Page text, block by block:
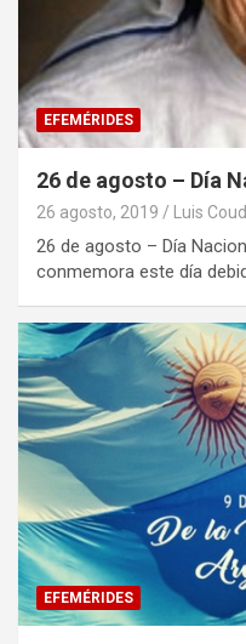
EFEMÉRIDES
26 de agosto – Día
26 agosto, 2019 Luis
26 de agosto – Día
conmemora este día
EFEMÉRIDES